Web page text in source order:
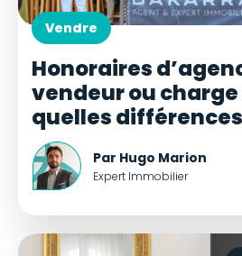
Vendre
Honoraires
vendeur ou
quelles
Par Hugo Marion
Expert Immobilier